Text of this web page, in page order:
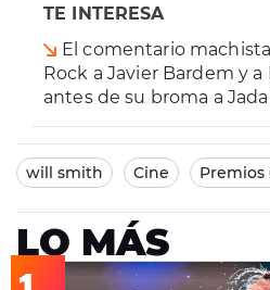
TE INTERESA
El comentario
Rock a Javier Bardem y
antes de su broma a
will smith Cine Premios
LO MÁS